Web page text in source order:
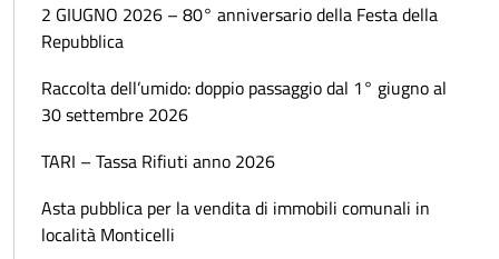
2 GIUGNO 2026 – 80° anniversario della Festa della
Repubblica
Raccolta dell’umido: doppio passaggio dal 1° giugno al
30 settembre 2026
TARI – Tassa Rifiuti anno 2026
Asta pubblica per la vendita di immobili comunali in
località Monticelli